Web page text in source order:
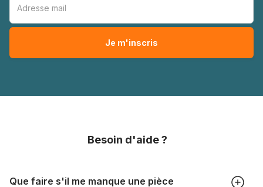
Besoin d'aide ?
Que faire s'il me manque une pièce